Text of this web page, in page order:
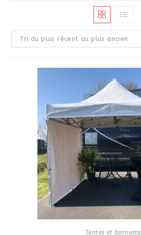
Tri du plus récent au plus ancien
Tentes et barnums